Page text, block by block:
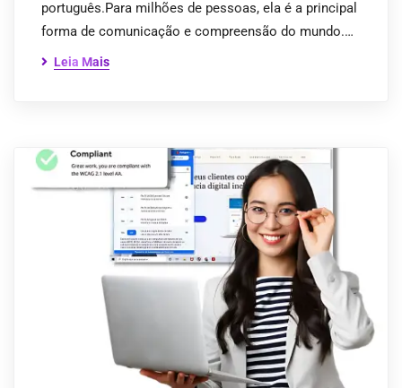
português.Para milhões de pessoas, ela é a principal
forma de comunicação e compreensão do mundo.…
Leia Mais